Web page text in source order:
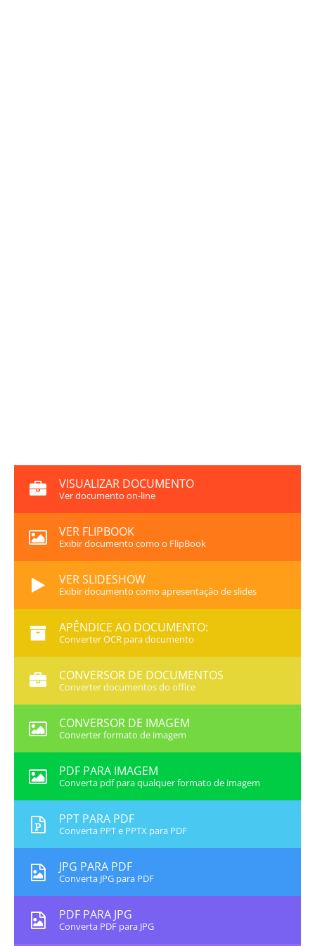
VISUALIZAR DOCUMENTO
Ver documento on-line
VER FLIPBOOK
Exibir documento como o FlipBook
VER SLIDESHOW
Exibir documento como apresentação de slides
APÊNDICE AO DOCUMENTO:
Converter OCR para documento
CONVERSOR DE DOCUMENTOS
Converter documentos do office
CONVERSOR DE IMAGEM
Converter formato de imagem
PDF PARA IMAGEM
Converta pdf para qualquer formato de imagem
PPT PARA PDF
Converta PPT e PPTX para PDF
JPG PARA PDF
Converta JPG para PDF
PDF PARA JPG
Converta PDF para JPG